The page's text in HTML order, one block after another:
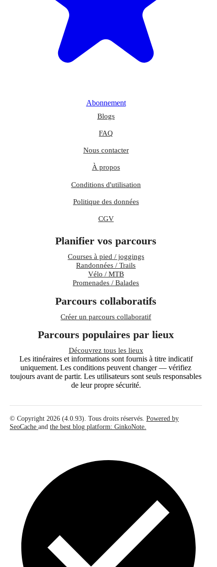
Abonnement
Blogs
FAQ
Nous contacter
À propos
Conditions d'utilisation
Politique des données
CGV
Planifier vos parcours
Courses à pied / joggings
Randonnées / Trails
Vélo / MTB
Promenades / Balades
Parcours collaboratifs
Créer un parcours collaboratif
Parcours populaires par lieux
Découvrez tous les lieux
Les itinéraires et informations sont fournis à titre indicatif
uniquement. Les conditions peuvent changer — vérifiez
toujours avant de partir. Les utilisateurs sont seuls responsables
de leur propre sécurité.
© Copyright 2026 (4.0.93). Tous droits réservés. Powered by
SeoCache and the best blog platform: GinkoNote.